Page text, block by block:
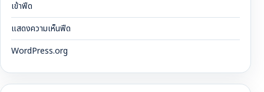
เข้าฟีด
แสดงความเห็นฟีด
WordPress.org